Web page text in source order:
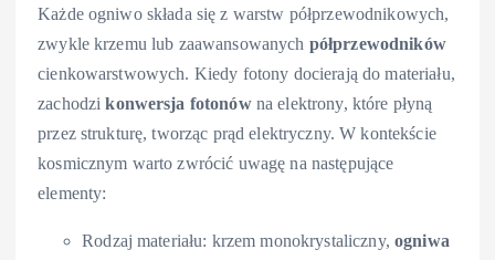
Każde ogniwo składa się z warstw półprzewodnikowych,
zwykle krzemu lub zaawansowanych półprzewodników
cienkowarstwowych. Kiedy fotony docierają do materiału,
zachodzikonwersja fotonówna elektrony, które płyną
przez strukturę, tworząc prąd elektryczny. W kontekście
kosmicznym warto zwrócić uwagę na następujące
elementy:
Rodzaj materiału: krzem monokrystaliczny, ogniwa